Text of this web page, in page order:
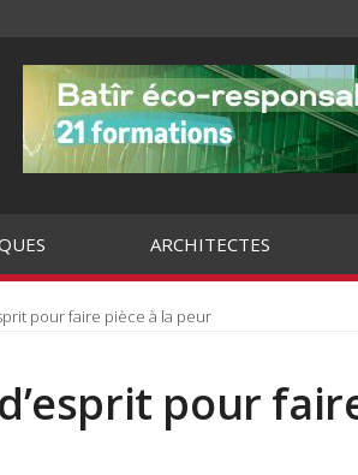
ARCHITECTES
pour faire pièce à la peur
pour